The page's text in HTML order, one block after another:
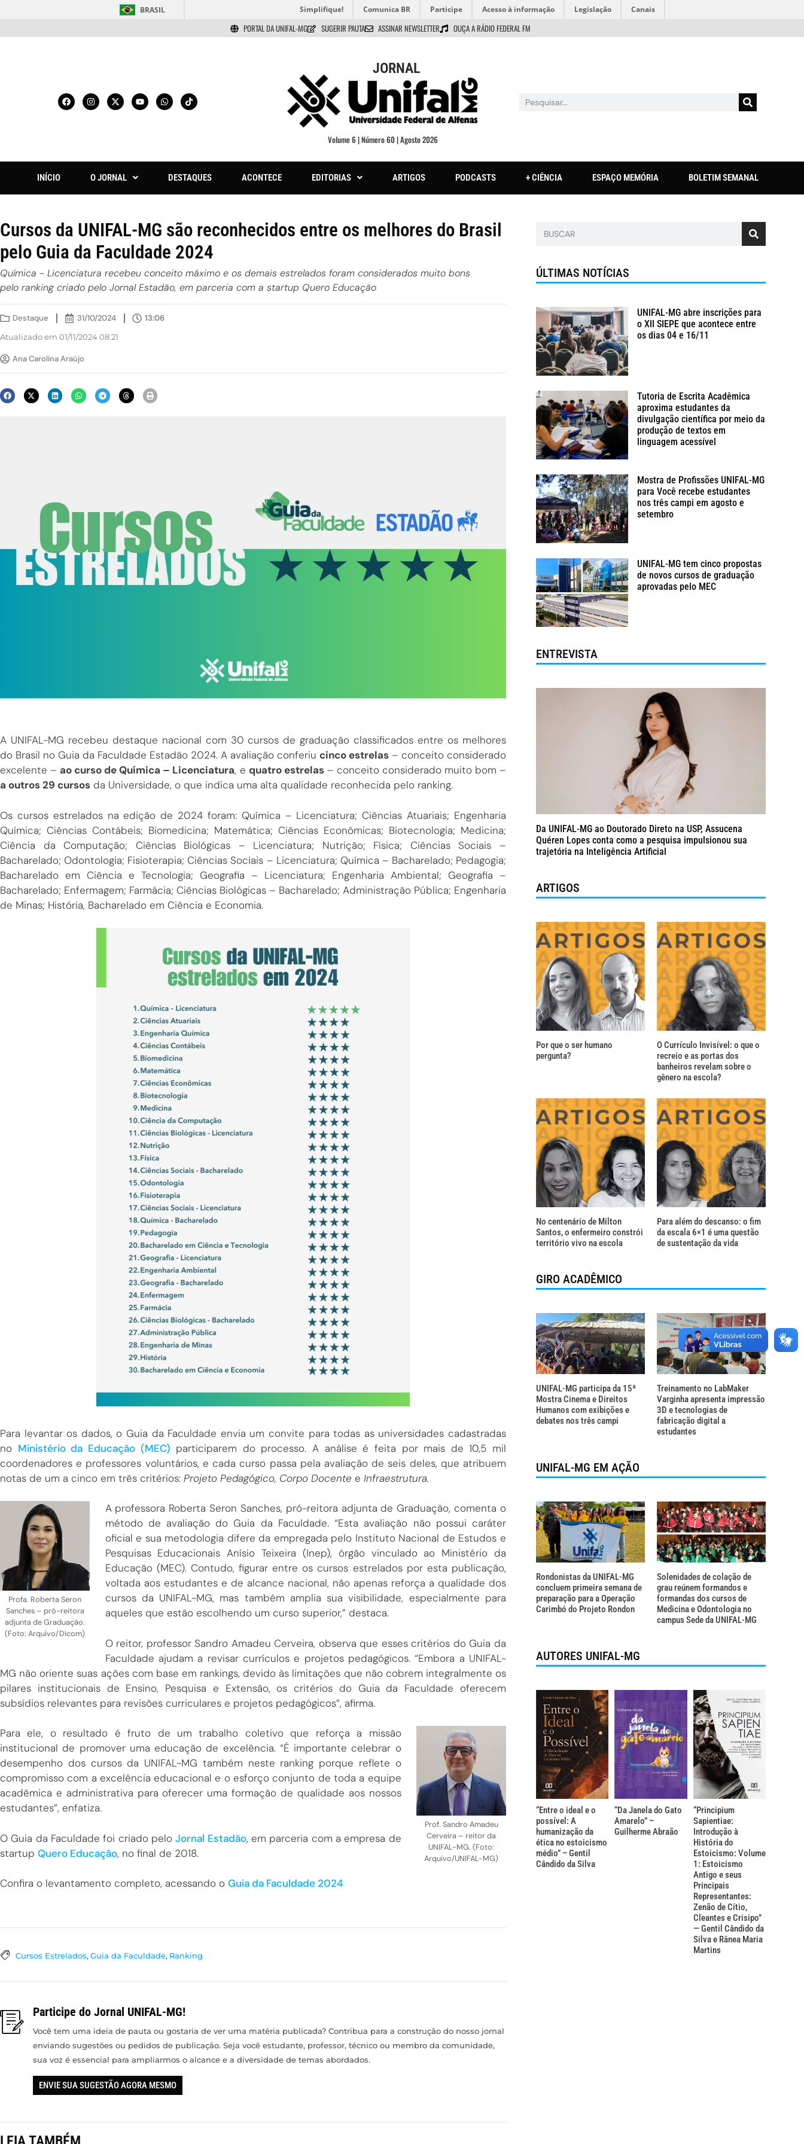
BRASIL Simplifique! Comunica BR Participe Acesso à informação Legislação Canais
PORTAL DA UNIFAL-MG SUGERIR PAUTA ASSINAR NEWSLETTER OUÇA A RÁDIO FEDERAL FM
JORNAL
Volume 6 | Número 60 | Agosto 2026
INÍCIO O JORNAL DESTAQUES ACONTECE EDITORIAS ARTIGOS PODCASTS + CIÊNCIA ESPAÇO MEMÓRIA BOLETIM SEMANAL
Cursos da UNIFAL-MG são reconhecidos entre os melhores do Brasil
pelo Guia da Faculdade 2024
Química - Licenciatura recebeu conceito máximo e os demais estrelados foram considerados muito bons
pelo ranking criado pelo Jornal Estadão, em parceria com a startup Quero Educação
Destaque 31/10/2024 13:06
Atualizado em 01/11/2024 08:21
Ana Carolina Araújo
A UNIFAL-MG recebeu destaque nacional com 30 cursos de graduação classificados entre os melhores
do Brasil no Guia da Faculdade Estadão 2024. A avaliação conferiu cinco estrelas – conceito considerado
excelente – ao curso de Química – Licenciatura, e quatro estrelas– conceito considerado muito bom –
a outros 29 cursos da Universidade, o que indica uma alta qualidade reconhecida pelo ranking.
Os cursos estrelados na edição de 2024 foram: Química – Licenciatura; Ciências Atuariais; Engenharia
Química; Ciências Contábeis; Biomedicina; Matemática; Ciências Econômicas; Biotecnologia; Medicina;
Ciência da Computação; Ciências Biológicas – Licenciatura; Nutrição; Física; Ciências Sociais –
Bacharelado; Odontologia; Fisioterapia; Ciências Sociais – Licenciatura; Química – Bacharelado; Pedagogia;
Bacharelado em Ciência e Tecnologia; Geografia – Licenciatura; Engenharia Ambiental; Geografia –
Bacharelado; Enfermagem; Farmácia; Ciências Biológicas – Bacharelado; Administração Pública; Engenharia
de Minas; História, Bacharelado em Ciência e Economia.
Para levantar os dados, o Guia da Faculdade envia um convite para todas as universidades cadastradas
no Ministério da Educação (MEC) participarem do processo. A análise é feita por mais de 10,5 mil
coordenadores e professores voluntários, e cada curso passa pela avaliação de seis deles, que atribuem
notas de um a cinco em três critérios: Projeto Pedagógico, Corpo Docente e Infraestrutura.
Profa. Roberta Seron
Sanches – pró-reitora
adjunta de Graduação.
(Foto: Arquivo/Dicom)
A professora Roberta Seron Sanches, pró-reitora adjunta de Graduação, comenta o
método de avaliação do Guia da Faculdade. “Esta avaliação não possui caráter
oficial e sua metodologia difere da empregada pelo Instituto Nacional de Estudos e
Pesquisas Educacionais Anísio Teixeira (Inep), órgão vinculado ao Ministério da
Educação (MEC). Contudo, figurar entre os cursos estrelados por esta publicação,
voltada aos estudantes e de alcance nacional, não apenas reforça a qualidade dos
cursos da UNIFAL-MG, mas também amplia sua visibilidade, especialmente para
aqueles que estão escolhendo um curso superior,” destaca.
O reitor, professor Sandro Amadeu Cerveira, observa que esses critérios do Guia da
Faculdade ajudam a revisar currículos e projetos pedagógicos. “Embora a UNIFAL-
MG não oriente suas ações com base em rankings, devido às limitações que não cobrem integralmente os
pilares institucionais de Ensino, Pesquisa e Extensão, os critérios do Guia da Faculdade oferecem
subsídios relevantes para revisões curriculares e projetos pedagógicos”, afirma.
Prof. Sandro Amadeu
Cerveira – reitor da
UNIFAL-MG. (Foto:
Arquivo/UNIFAL-MG)
Para ele, o resultado é fruto de um trabalho coletivo que reforça a missão
institucional de promover uma educação de excelência. “É importante celebrar o
desempenho dos cursos da UNIFAL-MG também neste ranking porque reflete o
compromisso com a excelência educacional e o esforço conjunto de toda a equipe
acadêmica e administrativa para oferecer uma formação de qualidade aos nossos
estudantes”, enfatiza.
O Guia da Faculdade foi criado peloJornal Estadão, em parceria com a empresa de
startup Quero Educação, no final de 2018.
Confira o levantamento completo, acessando o Guia da Faculdade 2024
Cursos Estrelados, Guia da Faculdade, Ranking
Participe do Jornal UNIFAL-MG!
Você tem uma ideia de pauta ou gostaria de ver uma matéria publicada? Contribua para a construção do nosso jornal
enviando sugestões ou pedidos de publicação. Seja você estudante, professor, técnico ou membro da comunidade,
sua voz é essencial para ampliarmos o alcance e a diversidade de temas abordados.
ENVIE SUA SUGESTÃO AGORA MESMO
ÚLTIMAS NOTÍCIAS
UNIFAL-MG abre inscrições para
o XII SIEPE que acontece entre
os dias 04 e 16/11
Tutoria de Escrita Acadêmica
aproxima estudantes da
divulgação científica por meio da
produção de textos em
linguagem acessível
Mostra de Profissões UNIFAL-MG
para Você recebe estudantes
nos três campi em agosto e
setembro
UNIFAL-MG tem cinco propostas
de novos cursos de graduação
aprovadas pelo MEC
ENTREVISTA
Da UNIFAL-MG ao Doutorado Direto na USP, Assucena
Quéren Lopes conta como a pesquisa impulsionou sua
trajetória na Inteligência Artificial
ARTIGOS
Por que o ser humano
pergunta?
O Currículo Invisível: o que o
recreio e as portas dos
banheiros revelam sobre o
gênero na escola?
No centenário de Milton
Santos, o enfermeiro constrói
território vivo na escola
Para além do descanso: o fim
da escala 6×1 é uma questão
de sustentação da vida
GIRO ACADÊMICO
UNIFAL-MG participa da 15ª
Mostra Cinema e Direitos
Humanos com exibições e
debates nos três campi
Treinamento no LabMaker
Varginha apresenta impressão
3D e tecnologias de
fabricação digital a
estudantes
UNIFAL-MG EM AÇÃO
Rondonistas da UNIFAL-MG
concluem primeira semana de
preparação para a Operação
Carimbó do Projeto Rondon
Solenidades de colação de
grau reúnem formandos e
formandas dos cursos de
Medicina e Odontologia no
campus Sede da UNIFAL-MG
AUTORES UNIFAL-MG
“Entre o ideal e o
possível: A
humanização da
ética no estoicismo
médio” – Gentil
Cândido da Silva
“Da Janela do Gato
Amarelo” –
Guilherme Abraão
“Principium
Sapientiae:
Introdução à
História do
Estoicismo: Volume
1: Estoicismo
Antigo e seus
Principais
Representantes:
Zenão de Cítio,
Cleantes e Crisipo”
— Gentil Cândido da
Silva e Rânea Maria
Martins